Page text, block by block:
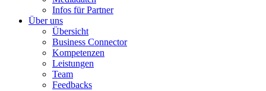
Infos für Partner
Über uns
Übersicht
Business Connector
Kompetenzen
Leistungen
Team
Feedbacks